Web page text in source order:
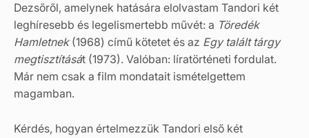
Dezsőről, amelynek hatására elolvastam Tandori két
leghíresebb és legelismertebb művét: a Töredék
Hamletnek(1968) című kötetet és az Egy talált tárgy
megtisztítását (1973). Valóban: líratörténeti fordulat.
Már nem csak a film mondatait ismételgettem
magamban.
Kérdés, hogyan értelmezzük Tandori első két